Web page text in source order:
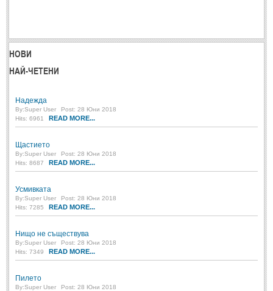
СПОДЕЛЕНО
СПОДЕЛЕНО
Любопитно
Отражения
Непоискани съвети
НОВИ
НАЙ-ЧЕТЕНИ
Надежда
By:Super User
Post: 28 Юни 2018
Hits: 6961
READ MORE...
Щастието
By:Super User
Post: 28 Юни 2018
Hits: 8687
READ MORE...
Усмивката
By:Super User
Post: 28 Юни 2018
Hits: 7285
READ MORE...
Нищо не съществува
By:Super User
Post: 28 Юни 2018
Hits: 7349
READ MORE...
Пилето
By:Super User
Post: 28 Юни 2018